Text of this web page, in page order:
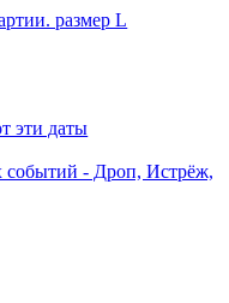
размер L
эти даты
событий - Дроп, Истрёж,